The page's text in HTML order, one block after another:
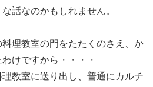
話なのかもしれません。
理教室の門をたたくのさえ、か
けですから・・・・
教室に送り出し、普通にカルチ